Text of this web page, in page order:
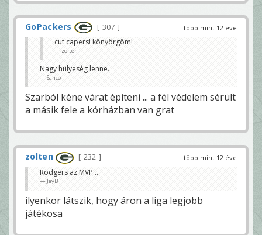
több mint 12 éve
GoPackers
307
cut capers! könyörgöm!
zolten
Nagy hülyeség lenne.
Sanco
Szarból kéne várat építeni ... a fél védelem sérült
a másik fele a kórházban van grat
több mint 12 éve
zolten
232
Rodgers az MVP...
JayB
ilyenkor látszik, hogy áron a liga legjobb
játékosa